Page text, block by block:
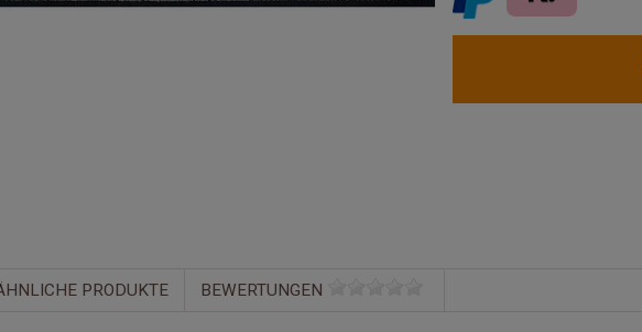
PRODUKTE BEWERTUNGEN